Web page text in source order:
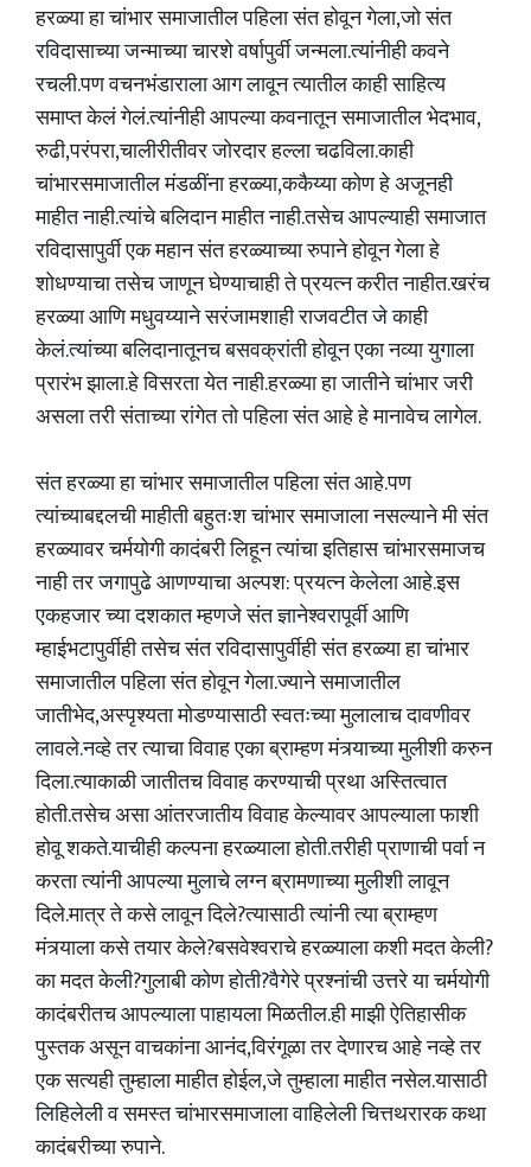
हरळ्या हा चांभार समाजातील पहिला संत होवून गेला,जो संत
रविदासाच्या जन्माच्या चारशे वर्षापुर्वी जन्मला.त्यांनीही कवने
रचली.पण वचनभंडाराला आग लावून त्यातील काही साहित्य
समाप्त केलं गेलं.त्यांनीही आपल्या कवनातून समाजातील भेदभाव,
रुढी,परंपरा,चालीरीतीवर जोरदार हल्ला चढविला.काही
चांभारसमाजातील मंडळींना हरळ्या,ककैय्या कोण हे अजूनही
माहीत नाही.त्यांचे बलिदान माहीत नाही.तसेच आपल्याही समाजात
रविदासापुर्वी एक महान संत हरळ्याच्या रुपाने होवून गेला हे
शोधण्याचा तसेच जाणून घेण्याचाही ते प्रयत्न करीत नाहीत.खरंच
हरळ्या आणि मधुवय्याने सरंजामशाही राजवटीत जे काही
केलं.त्यांच्या बलिदानातूनच बसवक्रांती होवून एका नव्या युगाला
प्रारंभ झाला.हे विसरता येत नाही.हरळ्या हा जातीने चांभार जरी
असला तरी संताच्या रांगेत तो पहिला संत आहे हे मानावेच लागेल.
संत हरळ्या हा चांभार समाजातील पहिला संत आहे.पण
त्यांच्याबद्दलची माहीती बहुतःश चांभार समाजाला नसल्याने मी संत
हरळ्यावर चर्मयोगी कादंबरी लिहून त्यांचा इतिहास चांभारसमाजच
नाही तर जगापुढे आणण्याचा अल्पश: प्रयत्न केलेला आहे.इस
एकहजार च्या दशकात म्हणजे संत ज्ञानेश्वरापूर्वी आणि
म्हाईभटापुर्वीही तसेच संत रविदासापुर्वीही संत हरळ्या हा चांभार
समाजातील पहिला संत होवून गेला.ज्याने समाजातील
जातीभेद,अस्पृश्यता मोडण्यासाठी स्वतःच्या मुलालाच दावणीवर
लावले.नव्हे तर त्याचा विवाह एका ब्राम्हण मंत्र्याच्या मुलीशी करुन
दिला.त्याकाळी जातीतच विवाह करण्याची प्रथा अस्तित्वात
होती.तसेच असा आंतरजातीय विवाह केल्यावर आपल्याला फाशी
होवू शकते.याचीही कल्पना हरळ्याला होती.तरीही प्राणाची पर्वा न
करता त्यांनी आपल्या मुलाचे लग्न ब्रामणाच्या मुलीशी लावून
दिले.मात्र ते कसे लावून दिले?त्यासाठी त्यांनी त्या ब्राम्हण
मंत्र्याला कसे तयार केले?बसवेश्वराचे हरळ्याला कशी मदत केली?
का मदत केली?गुलाबी कोण होती?वैगेरे प्रश्नांची उत्तरे या चर्मयोगी
कादंबरीतच आपल्याला पाहायला मिळतील.ही माझी ऐतिहासीक
पुस्तक असून वाचकांना आनंद,विरंगूळा तर देणारच आहे नव्हे तर
एक सत्यही तुम्हाला माहीत होईल,जे तुम्हाला माहीत नसेल.यासाठी
लिहिलेली व समस्त चांभारसमाजाला वाहिलेली चित्तथरारक कथा
कादंबरीच्या रुपाने.